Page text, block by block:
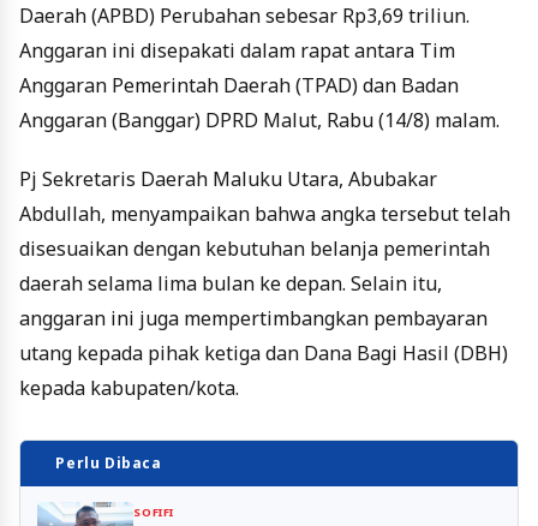
Daerah (APBD) Perubahan sebesar Rp3,69 triliun.
Anggaran ini disepakati dalam rapat antara Tim
Anggaran Pemerintah Daerah (TPAD) dan Badan
Anggaran (Banggar) DPRD Malut, Rabu (14/8) malam.
Pj Sekretaris Daerah Maluku Utara, Abubakar
Abdullah, menyampaikan bahwa angka tersebut telah
disesuaikan dengan kebutuhan belanja pemerintah
daerah selama lima bulan ke depan. Selain itu,
anggaran ini juga mempertimbangkan pembayaran
utang kepada pihak ketiga dan Dana Bagi Hasil (DBH)
kepada kabupaten/kota.
Perlu Dibaca
SOFIFI